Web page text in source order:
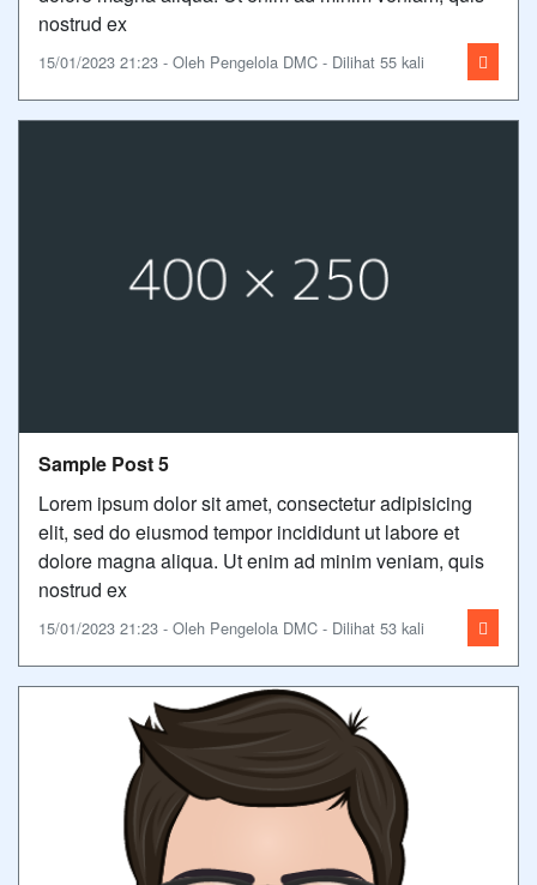
nostrud ex
15/01/2023 21:23 - Oleh Pengelola DMC - Dilihat 55 kali
Sample Post 5
Lorem ipsum dolor sit amet, consectetur adipisicing
elit, sed do eiusmod tempor incididunt ut labore et
dolore magna aliqua. Ut enim ad minim veniam, quis
nostrud ex
15/01/2023 21:23 - Oleh Pengelola DMC - Dilihat 53 kali